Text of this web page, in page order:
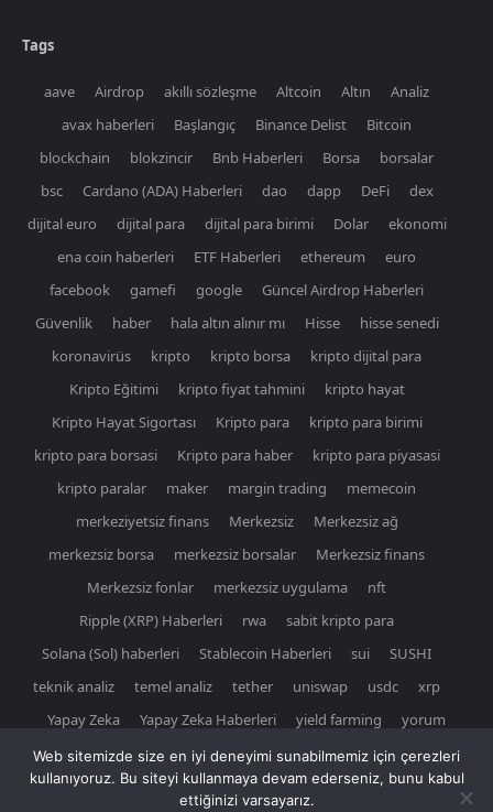
Tags
aave Airdrop akıllı sözleşme Altcoin Altın
Analiz
avax haberleri
Başlangıç Binance Delist
Bitcoin
blockchain
blokzincir Bnb Haberleri Borsa
borsalar
bsc
Cardano (ADA) Haberleri dao dapp DeFi
dex
dijital euro
dijital para dijital para birimi Dolar
ekonomi
ena coin haberleri
ETF Haberleri ethereum
euro
facebook
gamefi google
Güncel Airdrop Haberleri
Güvenlik
haber hala altın alınır mı Hisse
hisse senedi
koronavirüs
kripto kripto borsa
kripto dijital para
Kripto Eğitimi
kripto fiyat tahmini
kripto hayat
Kripto Hayat Sigortası
Kripto para
kripto para birimi
kripto para borsasi
Kripto para haber
kripto para piyasasi
kripto paralar
maker margin trading
memecoin
merkeziyetsiz finans
Merkezsiz
Merkezsiz ağ
merkezsiz borsa
merkezsiz borsalar
Merkezsiz finans
Merkezsiz fonlar
merkezsiz uygulama
nft
Ripple (XRP) Haberleri
rwa
sabit kripto para
Solana (Sol) haberleri
Stablecoin Haberleri sui
SUSHI
teknik analiz
temel analiz tether uniswap usdc
xrp
Yapay Zeka
Yapay Zeka Haberleri yield farming yorum
Web sitemizde size en iyi deneyimi sunabilmemiz için çerezleri
kullanıyoruz. Bu siteyi kullanmaya devam ederseniz, bunu kabul
ettiğinizi varsayarız.